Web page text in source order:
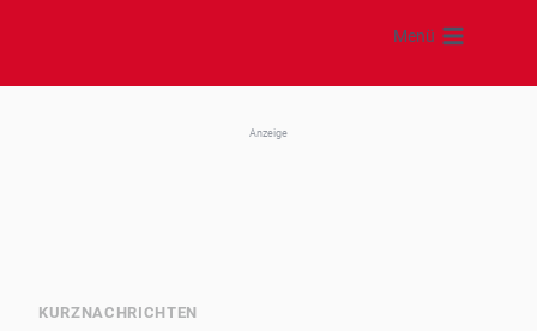
springen
Menü
Anzeige
KURZNACHRICHTEN